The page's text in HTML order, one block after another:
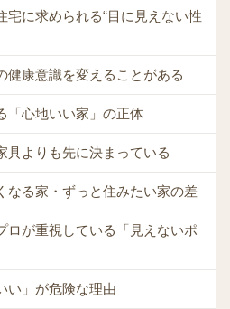
宅に求められる“目に見えない性
健康意識を変えることがある
「心地いい家」の正体
具よりも先に決まっている
なる家・ずっと住みたい家の差
ロが重視している「見えないポ
い」が危険な理由